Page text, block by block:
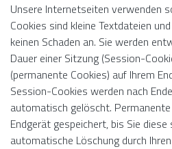
Unsere Internetseiten verwenden
Cookies sind kleine Textdateien
keinen Schaden an. Sie werden
Dauer einer Sitzung (Session-
(permanente Cookies) auf Ihrem
Session-Cookies werden nach
automatisch gelöscht.
Endgerät gespeichert, bis Sie
automatische Löschung durch